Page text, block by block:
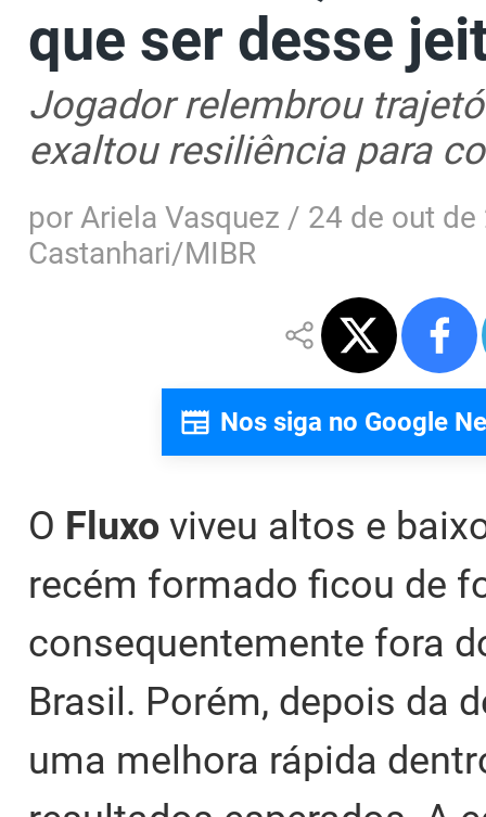
que ser desse
Jogador relembrou
exaltou resiliência para
por Ariela Vasquez / 24 de out
Castanhari/MIBR
Nos siga no Google
O Fluxo viveu altos e
recém formado ficou de
consequentemente fora
Brasil. Porém, depois da
uma melhora rápida